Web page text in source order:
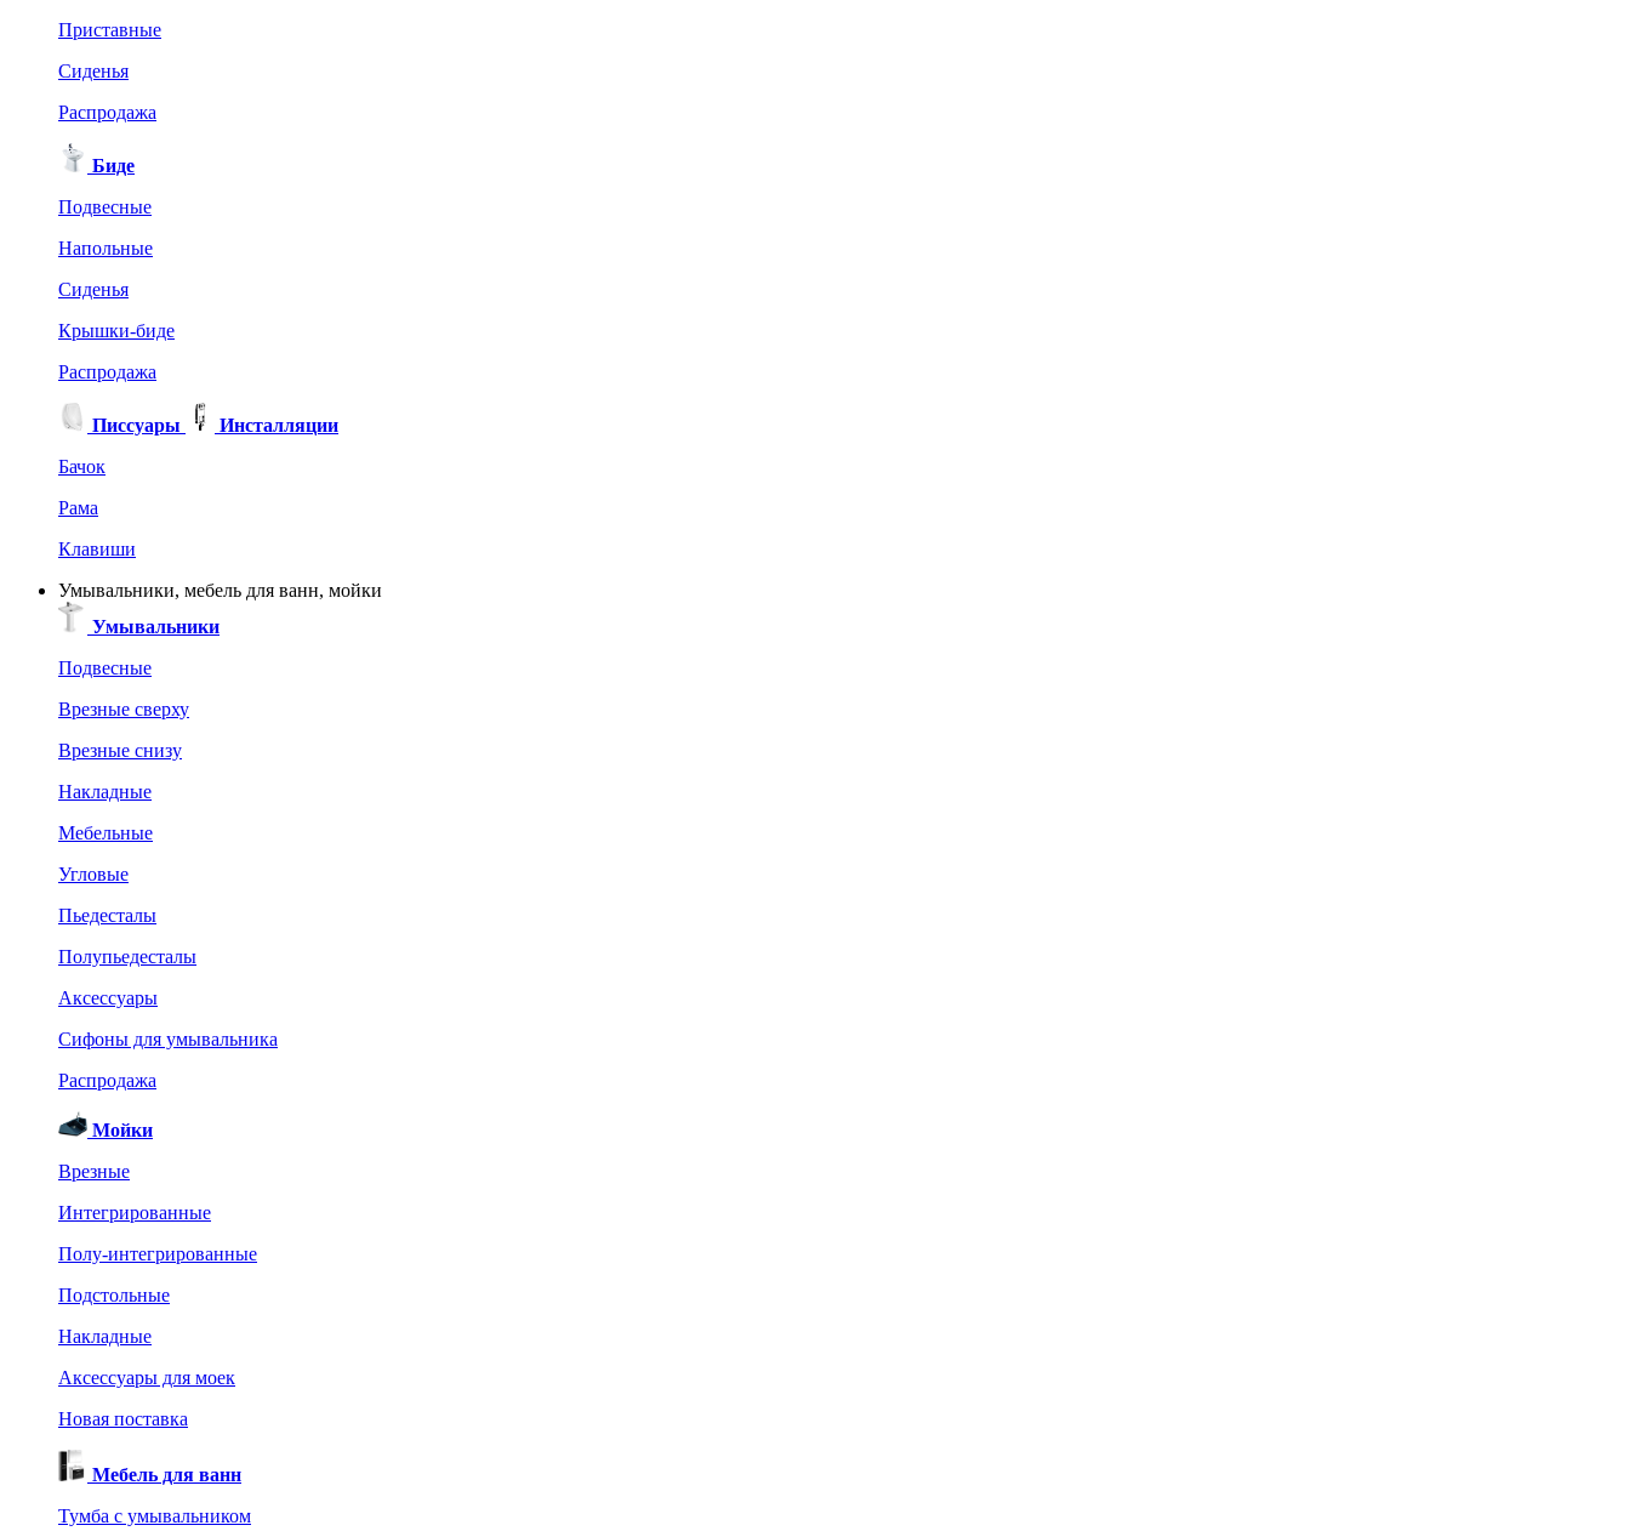
Приставные
Сиденья
Распродажа
Биде
Подвесные
Напольные
Сиденья
Крышки-биде
Распродажа
Писсуары
Инсталляции
Бачок
Рама
Клавиши
Умывальники, мебель для ванн, мойки
Умывальники
Подвесные
Врезные сверху
Врезные снизу
Накладные
Мебельные
Угловые
Пьедесталы
Полупьедесталы
Аксессуары
Сифоны для умывальника
Распродажа
Мойки
Врезные
Интегрированные
Полу-интегрированные
Подстольные
Накладные
Аксессуары для моек
Новая поставка
Мебель для ванн
Тумба с умывальником